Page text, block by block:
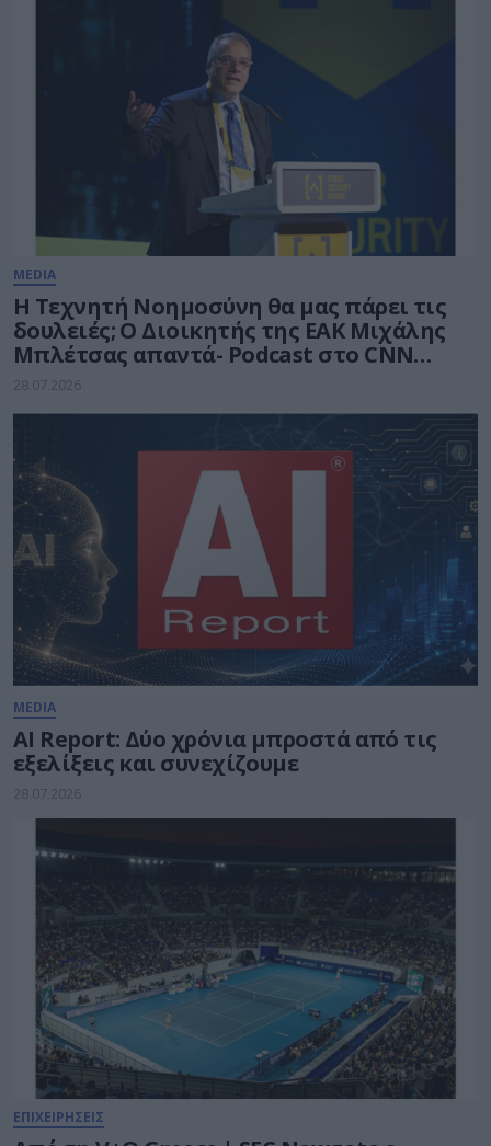
MEDIA
Η Τεχνητή Νοημοσύνη θα μας πάρει τις
δουλειές; Ο Διοικητής της ΕΑΚ Μιχάλης
Μπλέτσας απαντά- Podcast στο CNN
Greece
28.07.2026
MEDIA
AI Report: Δύο χρόνια μπροστά από τις
εξελίξεις και συνεχίζουμε
28.07.2026
ΕΠΙΧΕΙΡΗΣΕΙΣ